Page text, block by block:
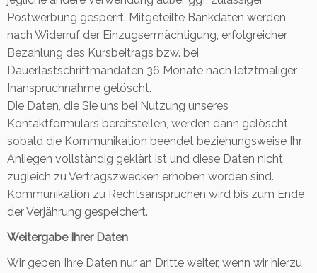
Postwerbung gesperrt. Mitgeteilte Bankdaten werden
nach Widerruf der Einzugsermächtigung, erfolgreicher
Bezahlung des Kursbeitrags bzw. bei
Dauerlastschriftmandaten 36 Monate nach letztmaliger
Inanspruchnahme gelöscht.
Die Daten, die Sie uns bei Nutzung unseres
Kontaktformulars bereitstellen, werden dann gelöscht,
sobald die Kommunikation beendet beziehungsweise Ihr
Anliegen vollständig geklärt ist und diese Daten nicht
zugleich zu Vertragszwecken erhoben worden sind.
Kommunikation zu Rechtsansprüchen wird bis zum Ende
der Verjährung gespeichert.
Weitergabe Ihrer Daten
Wir geben Ihre Daten nur an Dritte weiter, wenn wir hierzu